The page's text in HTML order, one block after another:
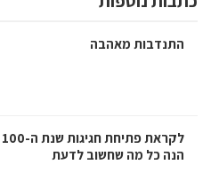
התנדבות מאהבה
הנה כל מה שחשוב לדעת